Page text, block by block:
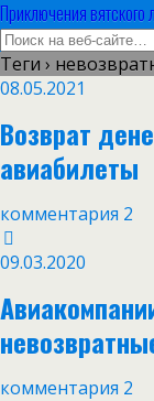
Приключения вятского
Теги ›
08.05.2021
Возврат
авиабилеты
комментария 2
09.03.2020
комментария 2